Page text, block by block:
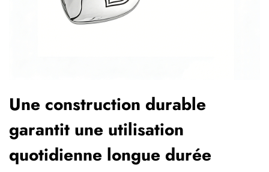
Une construction durable
garantit une utilisation
quotidienne longue durée